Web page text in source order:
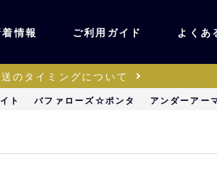
ニフォーム・ワッ
キャ
ッズ・ベビー バッグ
情報 ご利用ガイド よくあ
のタイミングについて
ト バファローズ☆ポンタ アンダーアー